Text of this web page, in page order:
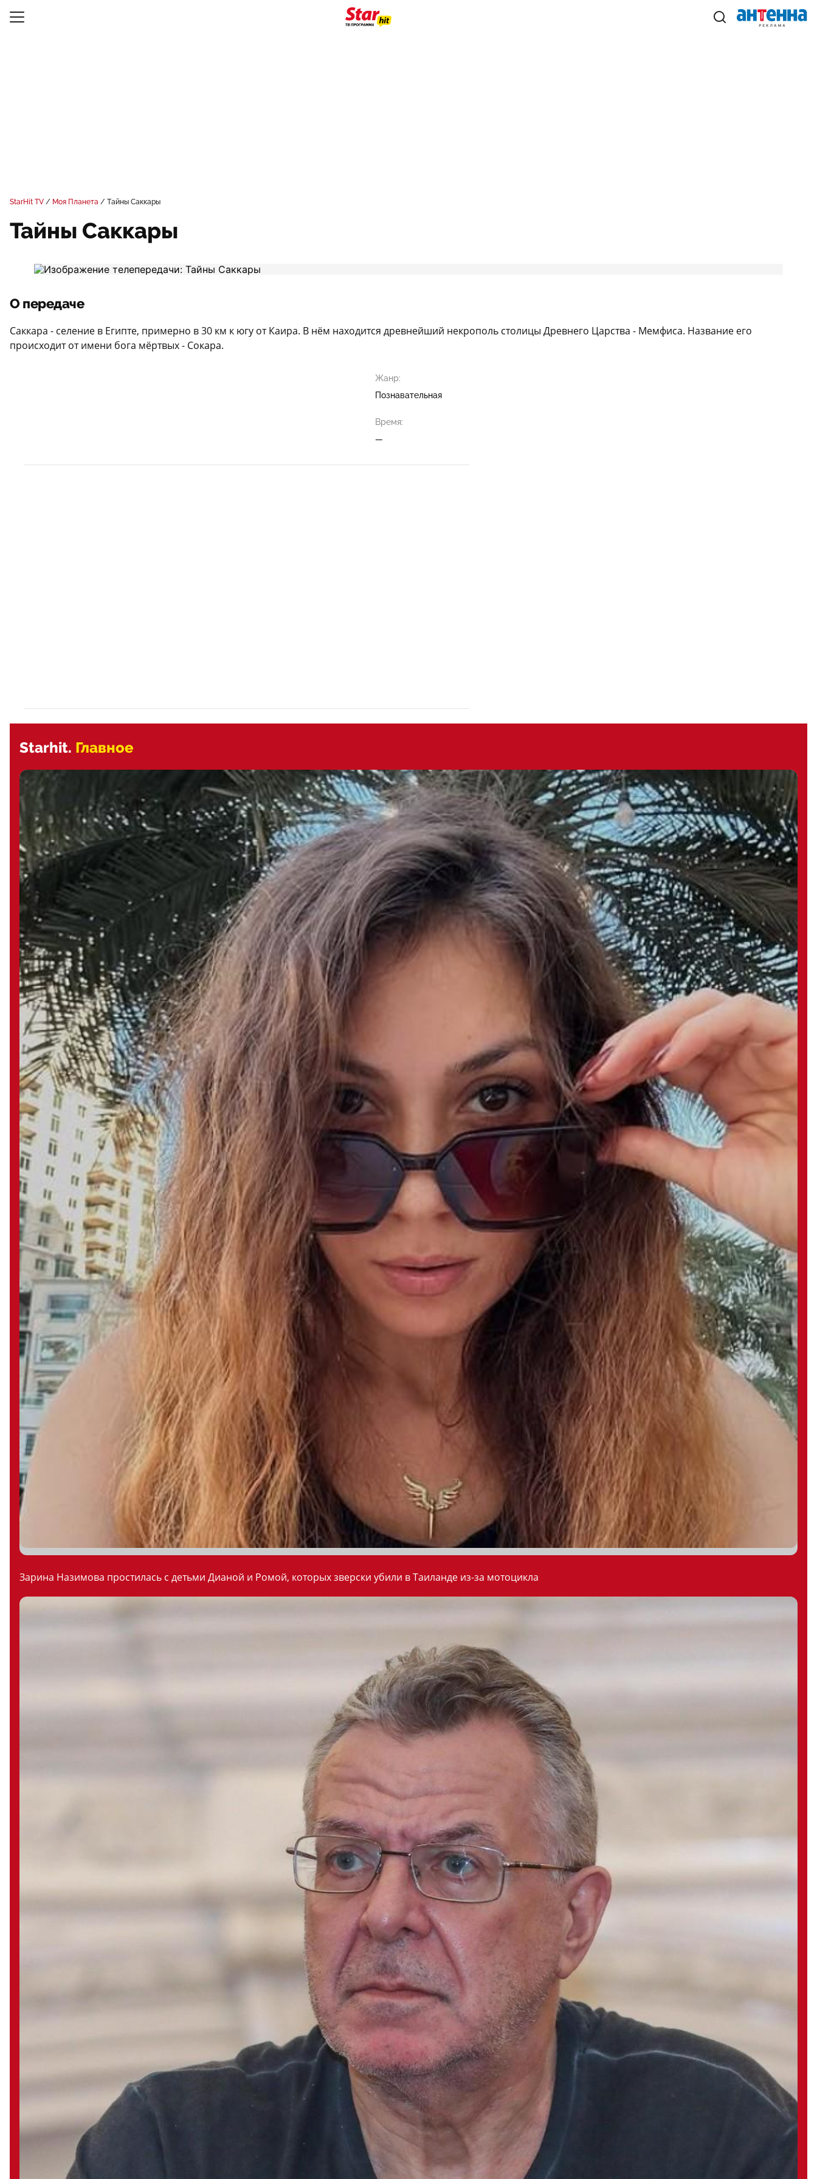
StarHit TV Моя Планета Тайны Саккары
Тайны Саккары
О передаче
Саккара - селение в Египте, примерно в 30 км к югу от Каира. В нём находится древнейший некрополь столицы Древнего Царства - Мемфиса. Название его
происходит от имени бога мёртвых - Сокара.
Жанр:
Познавательная
Время:
—
Starhit. Главное
Зарина Назимова простилась с детьми Дианой и Ромой, которых зверски убили в Таиланде из-за мотоцикла